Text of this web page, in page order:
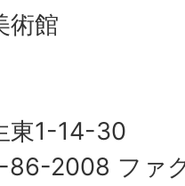
術館
東1-14-30
86-2008 ファ